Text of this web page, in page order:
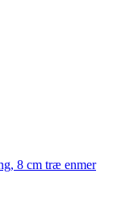
8 cm træ enmer